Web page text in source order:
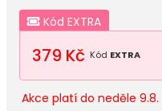
Kód EXTRA
379 Kč Kód EXTRA
Akce platí do neděle 9.8.